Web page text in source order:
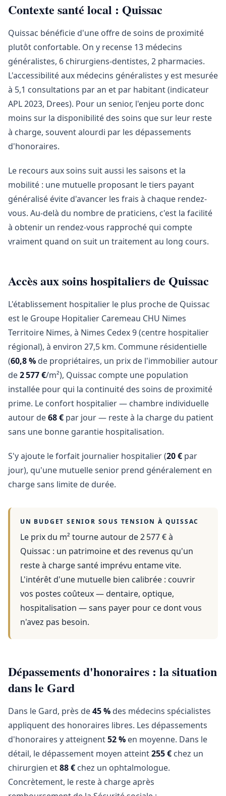
Contexte santé local : Quissac
Quissac bénéficie d'une offre de soins de proximité
plutôt confortable. On y recense 13 médecins
généralistes, 6 chirurgiens-dentistes, 2 pharmacies.
L'accessibilité aux médecins généralistes y est mesurée
à 5,1 consultations par an et par habitant (indicateur
APL 2023, Drees). Pour un senior, l'enjeu porte donc
moins sur la disponibilité des soins que sur leur reste
à charge, souvent alourdi par les dépassements
d'honoraires.
Le recours aux soins suit aussi les saisons et la
mobilité : une mutuelle proposant le tiers payant
généralisé évite d'avancer les frais à chaque rendez-
vous. Au-delà du nombre de praticiens, c'est la facilité
à obtenir un rendez-vous rapproché qui compte
vraiment quand on suit un traitement au long cours.
Accès aux soins hospitaliers de Quissac
L'établissement hospitalier le plus proche de Quissac
est le Groupe Hopitalier Caremeau CHU Nimes
Territoire Nimes, à Nimes Cedex 9 (centre hospitalier
régional), à environ 27,5 km. Commune résidentielle
(60,8 % de propriétaires, un prix de l'immobilier autour
de2 577 €/m²), Quissac compte une population
installée pour qui la continuité des soins de proximité
prime. Le confort hospitalier — chambre individuelle
autour de68 € par jour — reste à la charge du patient
sans une bonne garantie hospitalisation.
S'y ajoute le forfait journalier hospitalier (20 € par
jour), qu'une mutuelle senior prend généralement en
charge sans limite de durée.
UN BUDGET SENIOR SOUS TENSION À QUISSAC
Le prix du m² tourne autour de 2 577 €à
Quissac : un patrimoine et des revenus qu'un
reste à charge santé imprévu entame vite.
L'intérêt d'une mutuelle bien calibrée : couvrir
vos postes coûteux — dentaire, optique,
hospitalisation — sans payer pour ce dont vous
n'avez pas besoin.
Dépassements d'honoraires : la situation
dans le Gard
Dans le Gard, près de45 % des médecins spécialistes
appliquent des honoraires libres. Les dépassements
d'honoraires y atteignent52 % en moyenne. Dans le
détail, le dépassement moyen atteint255 € chez un
chirurgien et88 € chez un ophtalmologue.
Concrètement, le reste à charge après